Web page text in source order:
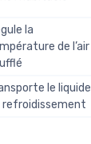
la
de l’air
le liquide
refroidissement